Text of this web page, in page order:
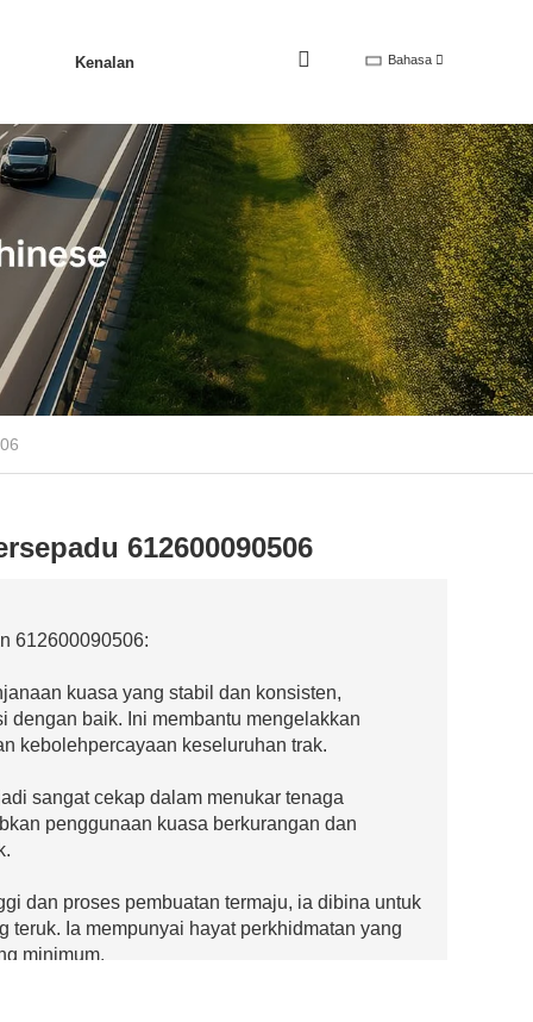
Kenalan Bahasa
612600090506
612600090506:
kuasa yang stabil dan konsisten,
dengan baik. Ini membantu mengelakkan
kebolehpercayaan keseluruhan trak.
sangat cekap dalam menukar tenaga
penggunaan kuasa berkurangan dan
dan proses pembuatan termaju, ia dibina untuk
teruk. Ia mempunyai hayat perkhidmatan yang
minimum.
ia memastikan penyepaduan yang lancar